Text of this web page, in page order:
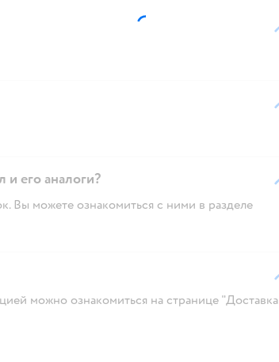
и его аналоги?
Вы можете ознакомиться с ними в разделе
можно ознакомиться на странице "Доставка